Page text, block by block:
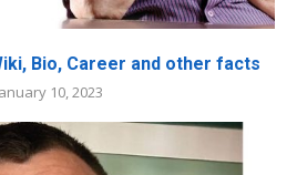
Bio, Career and other facts
10, 2023